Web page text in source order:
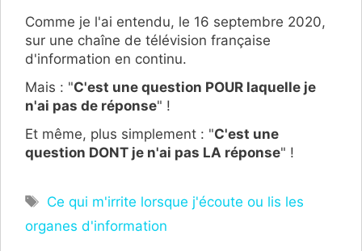
Comme je l'ai entendu, le 16 septembre 2020,
sur une chaîne de télévision française
d'information en continu.
Mais : "C'est une question POUR laquelle je
n'ai pas de réponse" !
Et même, plus simplement : "C'est une
question DONT je n'ai pas LA réponse" !
Étiquettes
Ce qui m'irrite lorsque j'écoute ou lis les
organes d'information